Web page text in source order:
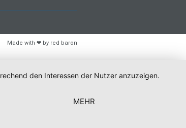
Made with ❤ by red baron
den Interessen der Nutzer anzuzeigen.
MEHR